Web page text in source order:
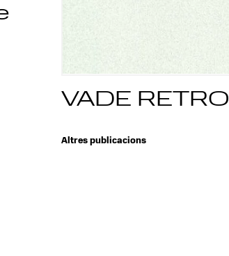
VADE RETRO
Altres publicacions